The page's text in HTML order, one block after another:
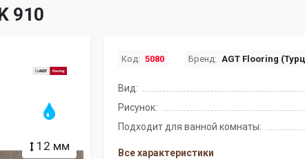
910
12 мм
Код: 5080 Бренд: AGT Flooring
Вид:
Рисунок:
Подходит для ванной комнаты:
Все характеристики